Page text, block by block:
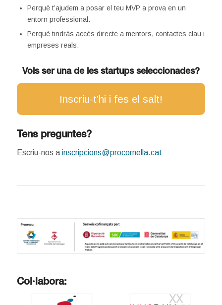
Perquè t’ajudem a posar el teu MVP a prova en un
entorn professional.
Perquè tindràs accés directe a mentors, contactes clau i
empreses reals.
Vols ser una de les startups seleccionades?
Inscriu-t’hi i fes el salt!
Tens preguntes?
Escriu-nos a inscripcions@procornella.cat
Col·labora: